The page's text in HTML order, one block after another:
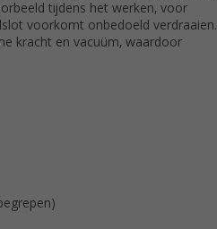
tijdens het werken, voor
voorkomt onbedoeld verdraaien.
kracht en vacuüm, waardoor